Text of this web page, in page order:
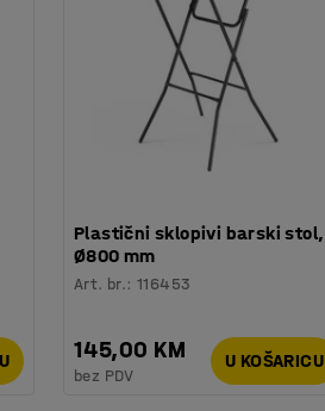
Plastični sklopivi barski stol,
Ø800 mm
Art. br.:116453
145,00 KM
bez PDV
U KOŠARICU